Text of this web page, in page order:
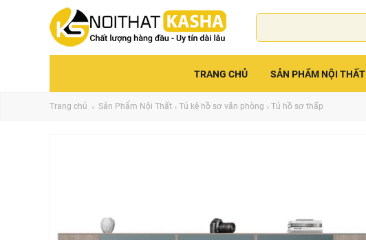
TRANG CHỦ SẢN PHẨM NỘI THẤT
Trang chủ Sản Phẩm Nội Thất Tủ kệ hồ sơ văn phòng Tủ hồ sơ thấp